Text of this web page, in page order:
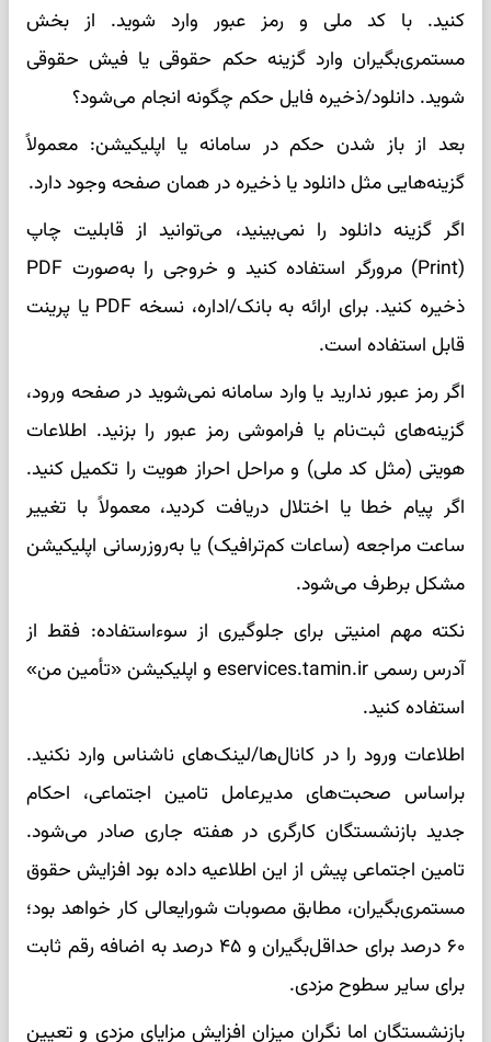
کنید. با کد ملی و رمز عبور وارد شوید. از بخش
مستمری‌بگیران وارد گزینه حکم حقوقی یا فیش حقوقی
شوید. دانلود/ذخیره فایل حکم چگونه انجام می‌شود؟
بعد از باز شدن حکم در سامانه یا اپلیکیشن: معمولاً
گزینه‌هایی مثل دانلود یا ذخیره در همان صفحه وجود دارد.
اگر گزینه دانلود را نمی‌بینید، می‌توانید از قابلیت چاپ
(Print) مرورگر استفاده کنید و خروجی را به‌صورت PDF
ذخیره کنید. برای ارائه به بانک/اداره، نسخه PDF یا پرینت
قابل استفاده است.
اگر رمز عبور ندارید یا وارد سامانه نمی‌شوید در صفحه ورود،
گزینه‌های ثبت‌نام یا فراموشی رمز عبور را بزنید. اطلاعات
هویتی (مثل کد ملی) و مراحل احراز هویت را تکمیل کنید.
اگر پیام خطا یا اختلال دریافت کردید، معمولاً با تغییر
ساعت مراجعه (ساعات کم‌ترافیک) یا به‌روزرسانی اپلیکیشن
مشکل برطرف می‌شود.
نکته مهم امنیتی برای جلوگیری از سوءاستفاده: فقط از
آدرس رسمی eservices.tamin.ir و اپلیکیشن «تأمین من»
استفاده کنید.
اطلاعات ورود را در کانال‌ها/لینک‌های ناشناس وارد نکنید.
براساس صحبت‌های مدیرعامل تامین اجتماعی، احکام
جدید بازنشستگان کارگری در هفته جاری صادر می‌شود.
تامین اجتماعی پیش از این اطلاعیه داده بود افزایش حقوق
مستمری‌بگیران، مطابق مصوبات شورایعالی کار خواهد بود؛
۶۰ درصد برای حداقل‌بگیران و ۴۵ درصد به اضافه رقم ثابت
برای سایر سطوح مزدی.
بازنشستگان اما نگران میزان افزایش مزایای مزدی و تعیین